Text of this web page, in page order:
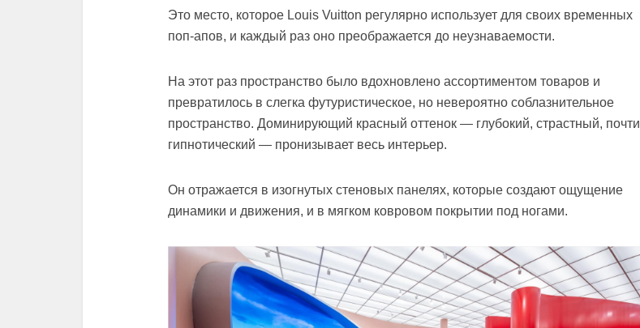
Это место, которое Louis Vuitton регулярно использует для своих временных
поп-апов, и каждый раз оно преображается до неузнаваемости.
На этот раз пространство было вдохновлено ассортиментом товаров и
превратилось в слегка футуристическое, но невероятно соблазнительное
пространство. Доминирующий красный оттенок — глубокий, страстный, почти
гипнотический — пронизывает весь интерьер.
Он отражается в изогнутых стеновых панелях, которые создают ощущение
динамики и движения, и в мягком ковровом покрытии под ногами.